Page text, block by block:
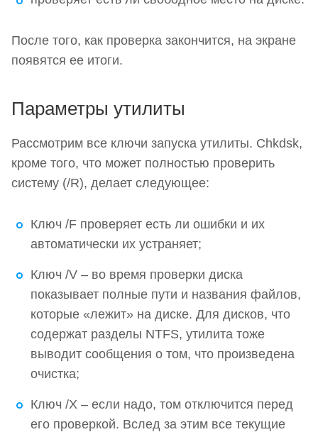
После того, как проверка закончится, на экране
появятся ее итоги.
Параметры утилиты
Рассмотрим все ключи запуска утилиты. Сhkdsk,
кроме того, что может полностью проверить
систему (/R), делает следующее:
Ключ /F проверяет есть ли ошибки и их
автоматически их устраняет;
Ключ /V – во время проверки диска
показывает полные пути и названия файлов,
которые «лежит» на диске. Для дисков, что
содержат разделы NTFS, утилита тоже
выводит сообщения о том, что произведена
очистка;
Ключ /X – если надо, том отключится перед
его проверкой. Вслед за этим все текущие